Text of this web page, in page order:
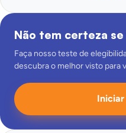
Não tem certeza
Faça nosso teste de
descubra o melhor visto para